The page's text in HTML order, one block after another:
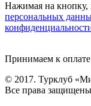
Нажимая на кнопку,
персональных
Принимаем к оплате
© 2017. Турклуб
Все права